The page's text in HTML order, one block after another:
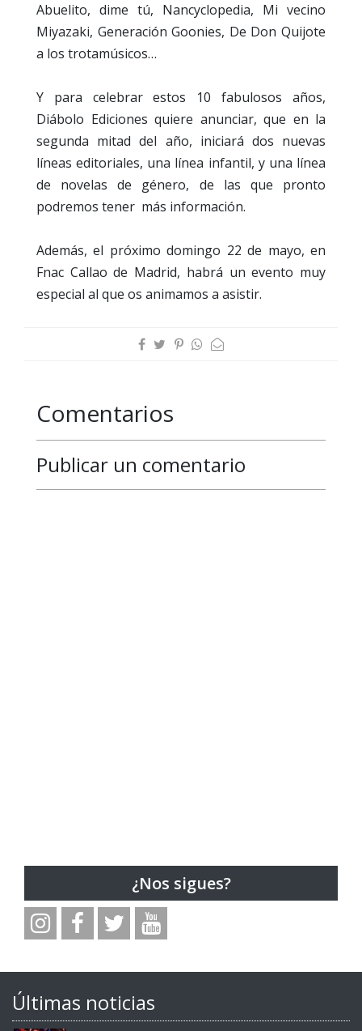
Abuelito, dime tú, Nancyclopedia, Mi vecino
Miyazaki, Generación Goonies, De Don Quijote
a los trotamúsicos…
Y para celebrar estos 10 fabulosos años,
Diábolo Ediciones quiere anunciar, que en la
segunda mitad del año, iniciará dos nuevas
líneas editoriales, una línea infantil, y una línea
de novelas de género, de las que pronto
podremos tener más información.
Además, el próximo domingo 22 de mayo, en
Fnac Callao de Madrid, habrá un evento muy
especial al que os animamos a asistir.
Comentarios
Publicar un comentario
¿Nos sigues?
Últimas noticias